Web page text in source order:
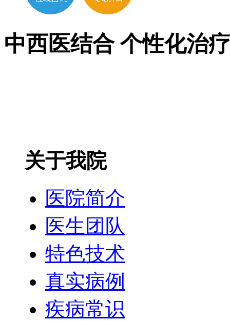
中西医结合 个性化治
关于我院
医院简介
医生团队
特色技术
真实病例
疾病常识